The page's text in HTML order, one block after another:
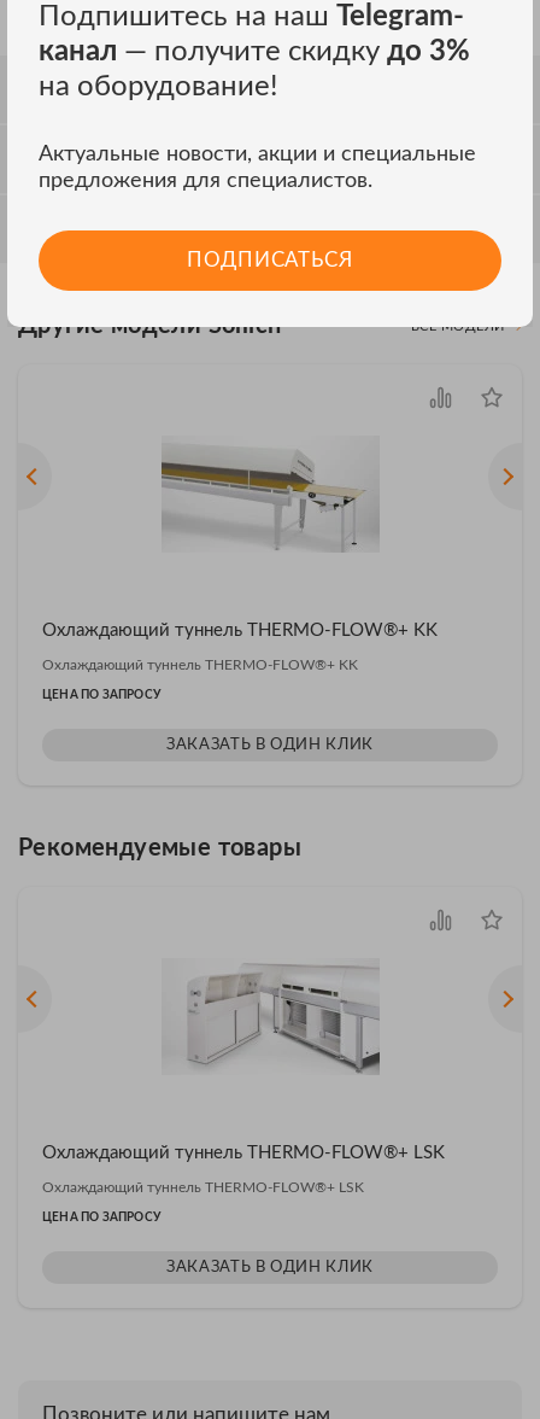
обслуживания.
СПЕЦИФИКАЦИЯ
ОТЗЫВЫ
ОБСУЖДЕНИЕ
Другие модели Sollich ВСЕ МОДЕЛИ
Охлаждающий туннель THERMO-FLOW®+ KK
Охлаждающий туннель THERMO-FLOW®+ KK
ЦЕНА ПО ЗАПРОСУ
ЗАКАЗАТЬ В ОДИН КЛИК
Рекомендуемые товары
Охлаждающий туннель THERMO-FLOW®+ LSK
Охлаждающий туннель THERMO-FLOW®+ LSK
ЦЕНА ПО ЗАПРОСУ
ЗАКАЗАТЬ В ОДИН КЛИК
Подпишитесь на наш Telegram-
канал — получите скидку до 3%
на оборудование!
Актуальные новости, акции и специальные
предложения для специалистов.
ПОДПИСАТЬСЯ